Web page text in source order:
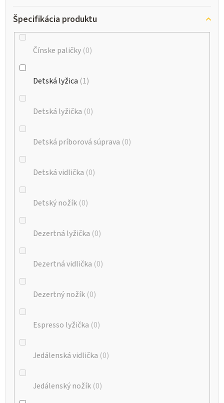
Špecifikácia produktu
Čínske paličky 0
Detská lyžica 1
Detská lyžička 0
Detská príborová súprava 0
Detská vidlička 0
Detský nožík 0
Dezertná lyžička 0
Dezertná vidlička 0
Dezertný nožík 0
Espresso lyžička 0
Jedálenská vidlička 0
Jedálenský nožík 0